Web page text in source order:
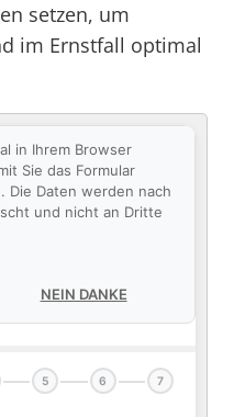
setzen, um
im Ernstfall optimal
in Ihrem Browser
Sie das Formular
Die Daten werden nach
und nicht an Dritte
NEIN DANKE
5 6 7